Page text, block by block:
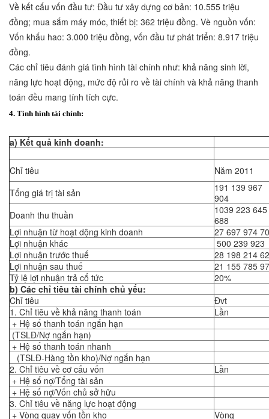
Về kết cấu vốn đầu tư: Đầu tư xây dựng cơ bản: 10.555 triệu
đồng; mua sắm máy móc, thiết bị: 362 triệu đồng. Vè nguồn vốn:
Vốn khấu hao: 3.000 triệu đồng, vốn đầu tư phát triển: 8.917 triệu
đồng.
Các chỉ tiêu đánh giá tình hình tài chính như: khả năng sinh lời,
năng lực hoạt động, mức độ rủi ro về tài chính và khả năng thanh
toán đều mang tính tích cực.
4. Tình hình tài chính:
a) Kết quả kinh doanh:
Chỉ tiêu
Năm 2011
Tổng giá trị tài sản
191 139 967
904
Doanh thu thuần
1039 223 645
688
Lợi nhuận từ hoạt dộng kinh doanh
27 697 974
Lợi nhuận khác
500 239 923
Lợi nhuận trước thuế
28 198 214
Lợi nhuận sau thuế
21 155 785
Tỷ lệ lợi nhuận trả cổ tức
20%
b) Các chỉ tiêu tài chính chủ yếu:
Chỉ tiêu
Đvt
1. Chỉ tiêu về khả năng thanh toán
Lần
+ Hệ số thanh toán ngắn hạn
(TSLĐ/Nợ ngắn hạn)
+ Hệ số thanh toán nhanh
(TSLĐ-Hàng tồn kho)/Nợ ngắn hạn
2. Chỉ tiêu về cơ cấu vốn
Lần
+ Hệ số nợ/Tổng tài sản
+ Hệ số nợ/Vốn chủ sở hữu
3. Chỉ tiêu về năng lực hoạt động
+ Vòng quay vốn tồn kho
Vòng